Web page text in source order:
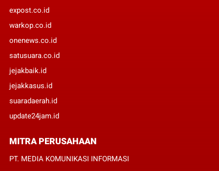
expost.co.id
warkop.co.id
onenews.co.id
satusuara.co.id
jejakbaik.id
jejakkasus.id
suaradaerah.id
update24jam.id
MITRA PERUSAHAAN
PT. MEDIA KOMUNIKASI INFORMASI